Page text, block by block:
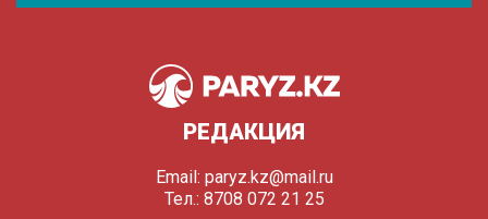
РЕДАКЦИЯ
Email: paryz.kz@mail.ru
Тел.: 8708 072 21 25